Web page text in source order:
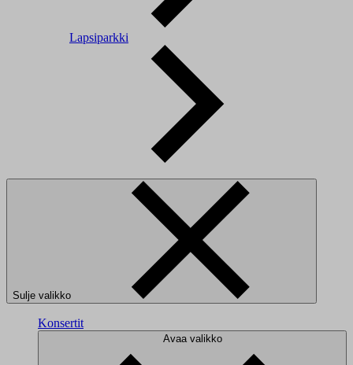
Lapsiparkki
Sulje valikko
Konsertit
Avaa valikko